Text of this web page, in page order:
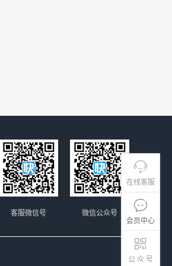
在线客服
会员中心
公 众 号
微信公众号
客服微信号